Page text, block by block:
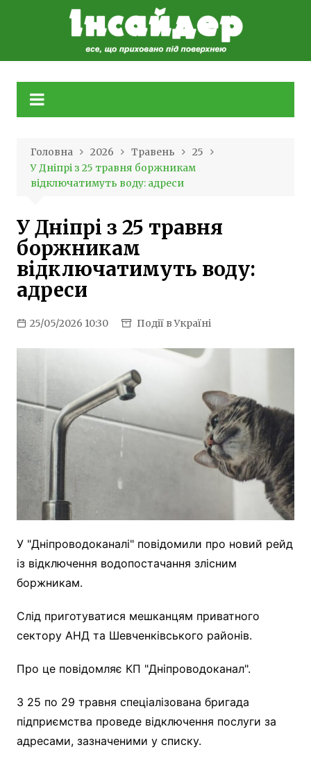
Головна 2026 Травень
25
У Дніпрі з 25 травня боржникам
відключатимуть воду: адреси
У Дніпрі з 25 травня
боржникам
відключатимуть воду:
адреси
25/05/2026 10:30 Події в Україні
У "Дніпроводоканалі" повідомили про новий рейд
із відключення водопостачання злісним
боржникам.
Слід приготуватися мешканцям приватного
сектору АНД та Шевченківського районів.
Про це повідомляє КП "Дніпроводоканал".
З 25 по 29 травня спеціалізована бригада
підприємства проведе відключення послуги за
адресами, зазначеними у списку.